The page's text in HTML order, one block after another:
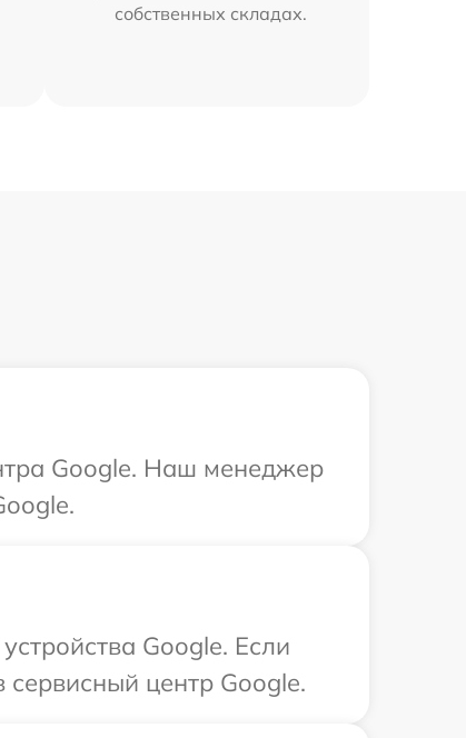
собственных складах.
Google. Наш менеджер
Google. Если
центр Google.